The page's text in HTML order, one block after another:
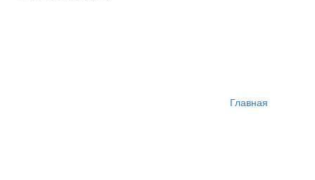
Главная